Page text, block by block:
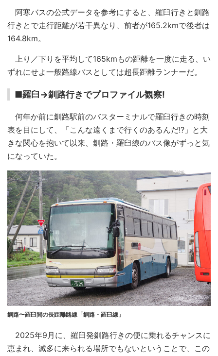
阿寒バスの公式データを参考にすると、羅臼行きと釧路
行きとで走行距離が若干異なり、前者が165.2kmで後者は
164.8km。
上り／下りを平均して165kmもの距離を一度に走る、い
ずれにせよ一般路線バスとしては超長距離ランナーだ。
■羅臼→釧路行きでプロファイル観察!
何年か前に釧路駅前のバスターミナルで羅臼行きの時刻
表を目にして、「こんな遠くまで行くのあるんだ!?」と大
きな関心を抱いて以来、釧路・羅臼線のバス像がずっと気
になっていた。
釧路〜羅臼間の長距離路線「釧路・羅臼線」
2025年9月に、羅臼発釧路行きの便に乗れるチャンスに
恵まれ、滅多に来られる場所でもないということで、この